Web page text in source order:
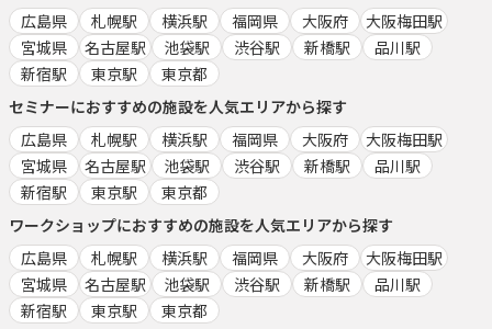
広島県
札幌駅 横浜駅 福岡県 大阪府
大阪梅田駅
宮城県
名古屋駅 池袋駅 渋谷駅 新橋駅
品川駅
新宿駅
東京駅
東京都
セミナーにおすすめの施設を人気エリアから探す
広島県
札幌駅 横浜駅 福岡県 大阪府
大阪梅田駅
宮城県
名古屋駅 池袋駅 渋谷駅 新橋駅
品川駅
新宿駅
東京駅
東京都
ワークショップにおすすめの施設を人気エリアから探す
広島県
札幌駅 横浜駅 福岡県 大阪府
大阪梅田駅
宮城県
名古屋駅 池袋駅 渋谷駅 新橋駅
品川駅
新宿駅
東京駅 東京都